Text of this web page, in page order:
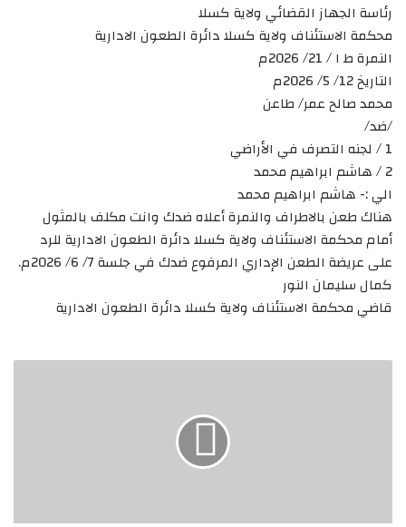
رئاسة الجهاز القضائي ولاية كسلا
محكمة الاستئناف ولاية كسلا دائرة الطعون الادارية
النمرة ط ا / 21/ 2026م
التاريخ 12/ 5/ 2026م
محمد صالح عمر/ طاعن
/ضد/
1 / لجنه التصرف في الأراضي
2 / هاشم ابراهيم محمد
الي :- هاشم ابراهيم محمد
هناك طعن بالاطراف والنمرة أعلاه ضدك وانت مكلف بالمثول
أمام محكمة الاستئناف ولاية كسلا دائرة الطعون الادارية للرد
على عريضة الطعن الإداري المرفوع ضدك في جلسة 7/ 6/ 2026م.
كمال سليمان النور
قاضي محكمة الاستئناف ولاية كسلا دائرة الطعون الادارية